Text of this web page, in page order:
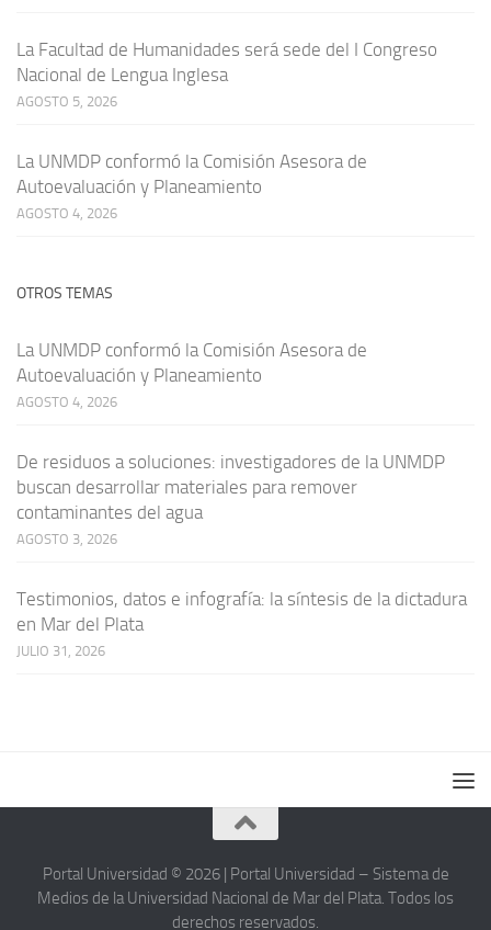
La Facultad de Humanidades será sede del I Congreso
Nacional de Lengua Inglesa
AGOSTO 5, 2026
La UNMDP conformó la Comisión Asesora de
Autoevaluación y Planeamiento
AGOSTO 4, 2026
OTROS TEMAS
La UNMDP conformó la Comisión Asesora de
Autoevaluación y Planeamiento
AGOSTO 4, 2026
De residuos a soluciones: investigadores de la UNMDP
buscan desarrollar materiales para remover
contaminantes del agua
AGOSTO 3, 2026
Testimonios, datos e infografía: la síntesis de la dictadura
en Mar del Plata
JULIO 31, 2026
Portal Universidad © 2026 | Portal Universidad – Sistema de
Medios de la Universidad Nacional de Mar del Plata. Todos los
derechos reservados.